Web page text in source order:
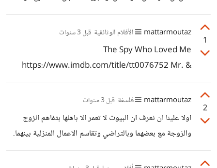
البائع في بريطانيا وتخبره بعدم وصول الطرد اليك وعليه سوف
يكون لك الحق في هذه الحالة ان تسترجع اموالك او ان يعيد
ارسال البضاعة الى العنوان الصحيح.
1
mattarmoutaz الأفلام الوثائقية قبل 3 سنوات
The Spy Who Loved Me
https://www.imdb.com/title/tt0076752 Mr. &
Mrs. Smith
https://www.imdb.com/title/tt0356910
2
mattarmoutaz فلسفة قبل 3 سنوات
اولا علينا ان نعرف ان البيوت لا تعمر الا باهلها بتفاهم الزوج
والزوجة مع بعضهما وبالتراضي وتقاسم الاعمال المنزلية بينهما.
يجب ان يعلم الزوج والزوج ان هذا البيت الذي يسكناه هو الذي
يجمع بينهما بالحب والتراضي وعليهما معا مسؤولية الحفاظ عليه